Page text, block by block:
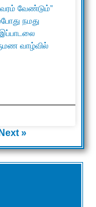
வேண்டும்”
நமது
இப்பாடலை
வாழ்வில்
Next »